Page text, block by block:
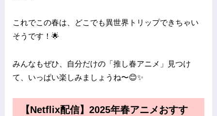
これでこの春は、どこでも異世界トリップできちゃい
そうです！🌟
みんなもぜひ、自分だけの「推し春アニメ」見つけ
て、いっぱい楽しみましょうね〜😊✨
【Netflix配信】2025年春アニメおすす